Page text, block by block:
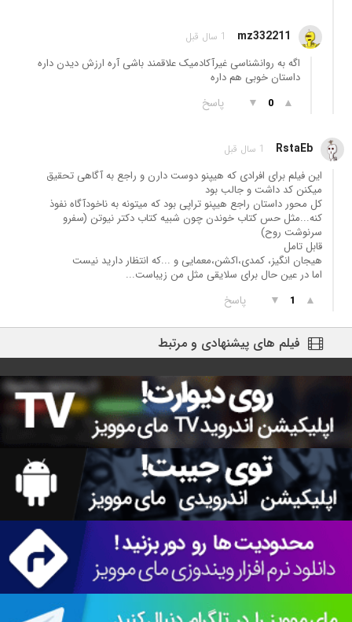
mz332211 1 سال قبل
اگه به روانشناسی غیرآکادمیک علاقمند باشی آره ارزش دیدن داره
داستان خوبی هم داره
▲
0
▼ پاسخ
RstaEb 1 سال قبل
این فیلم برای افرادی که هیپنو دوست دارن و راجع به آگاهی تحقیق
میکنن کد داشت و جالب بود
کل محور داستان راجع هیپنو تراپی بود که میتونه به ناخودآگاه نفوذ
کنه...مثل حس کتاب خوندن چون شبیه کتاب دکتر نیوتن (سفرو
سرنوشت روح)
قابل تامل
هیجان انگیز، کمدی،اکشن،معمایی و ...که انتظار دارید نیست
اما در عین حال برای سلایقی مثل من زیباست...
▲
1
▼ پاسخ
فیلم های پیشنهادی و مرتبط